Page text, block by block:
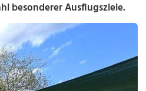
besonderer Ausflugsziele.